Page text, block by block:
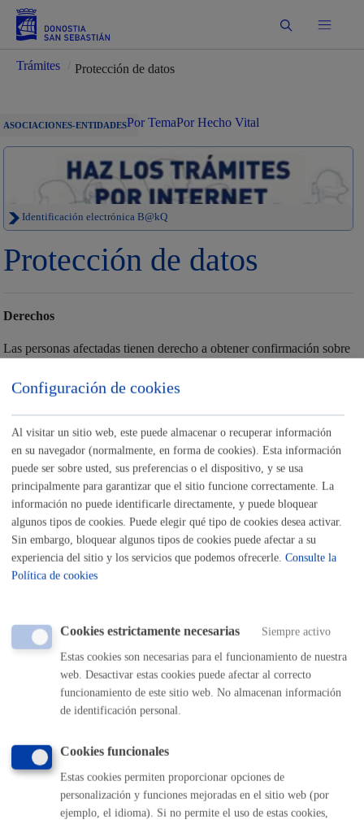
Buscar
Trámites Protección de datos
ASOCIACIONES-ENTIDADESPor TemaPor Hecho Vital
Identificación electrónica B@kQ
Protección de datos
Derechos
Las personas afectadas tienen derecho a obtener confirmación sobre
personales. Además, tendrán derecho a solicitar:
El acceso a sus datos personales.
La rectificación de los datos inexactos o incompletos.
La supresión de sus datos cuando, entre otros motivos, los datos
ya no sean necesarios para las finalidades para las cuales fueron
recabados.
La limitación del tratamiento de sus datos, en cuyo caso, sólo
serán conservados por el Ayuntamiento para el ejercicio o la
defensa de reclamaciones.
La oposición al tratamiento de sus datos, en cuyo caso, el
Ayuntamiento dejará de tratar los datos, salvo por motivos
legítimos imperiosos, o el ejercicio o la defensa de posibles
reclamaciones.
ante el Encargado del tratamiento.
Si en el ejercicio de sus derechos no ha sido debidamente atendida o
atendido, podrá presentar una reclamación ante la Agencia Vasca de
Protección de Datos. Dirección: C/ Beato Tomás de Zumárraga, 71
– 3ª planta - 01008 Vitoria-Gasteiz. No obstante, podrá ponerse en
Ayuntamiento, para cualquier cuestión relacionada con el
tratamiento de sus datos.
Configuración de cookies
Al visitar un sitio web, este puede almacenar o recuperar información
en su navegador (normalmente, en forma de cookies). Esta información
puede ser sobre usted, sus preferencias o el dispositivo, y se usa
principalmente para garantizar que el sitio funcione correctamente. La
información no puede identificarle directamente, y puede bloquear
algunos tipos de cookies. Puede elegir qué tipo de cookies desea activar.
Sin embargo, bloquear algunos tipos de cookies puede afectar a su
experiencia del sitio y los servicios que podemos ofrecerle. Consulte la
Política de cookies
Cookies estrictamente necesarias Siempre activo
Estas cookies son necesarias para el funcionamiento de nuestra
web. Desactivar estas cookies puede afectar al correcto
funcionamiento de este sitio web. No almacenan información
de identificación personal.
Cookies funcionales
Estas cookies permiten proporcionar opciones de
personalización y funciones mejoradas en el sitio web (por
ejemplo, el idioma). Si no permite el uso de estas cookies,